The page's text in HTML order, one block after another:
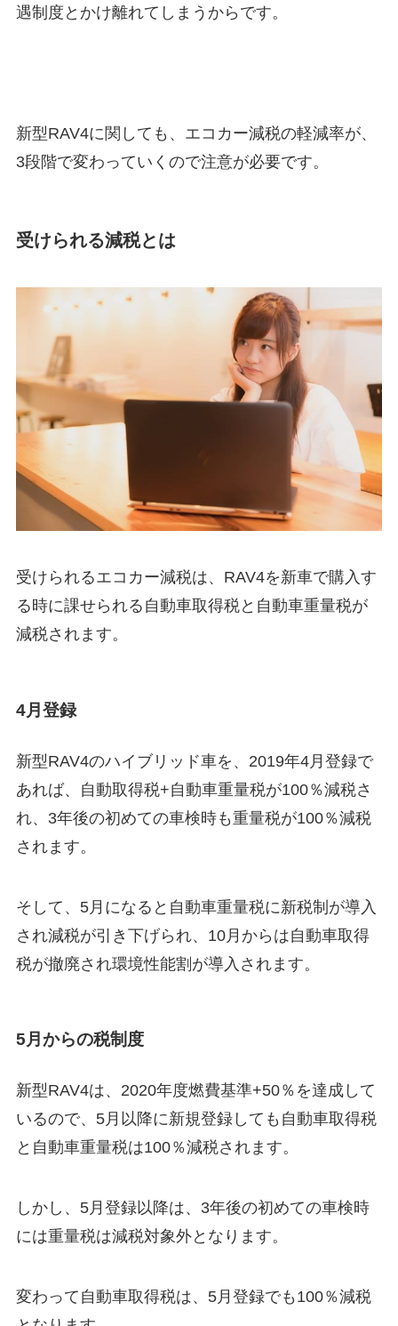
遇制度とかけ離れてしまうからです。
新型RAV4に関しても、エコカー減税の軽減率が、
3段階で変わっていくので注意が必要です。
受けられる減税とは
受けられるエコカー減税は、RAV4を新車で購入す
る時に課せられる 自動車取得税と自動車重量税が
減税されます。
4月登録
新型RAV4のハイブリッド車を、2019年4月登録で
あれば、自動取得税+自動車重量税が100％減税さ
れ、3年後の初めての車検時も重量税が100％減税
されます。
そして、5月になると自動車重量税に新税制が導入
され減税が引き下げられ、10月からは自動車取得
税が撤廃され環境性能割が導入されます。
5月からの税制度
新型RAV4は、2020年度燃費基準+50％を達成して
いるので、5月以降に新規登録しても自動車取得税
と自動車重量税は100％減税されます。
しかし、5月登録以降は、3年後の初めての車検時
には重量税は減税対象外となります。
変わって 自動車取得税は、5月登録でも100％減税